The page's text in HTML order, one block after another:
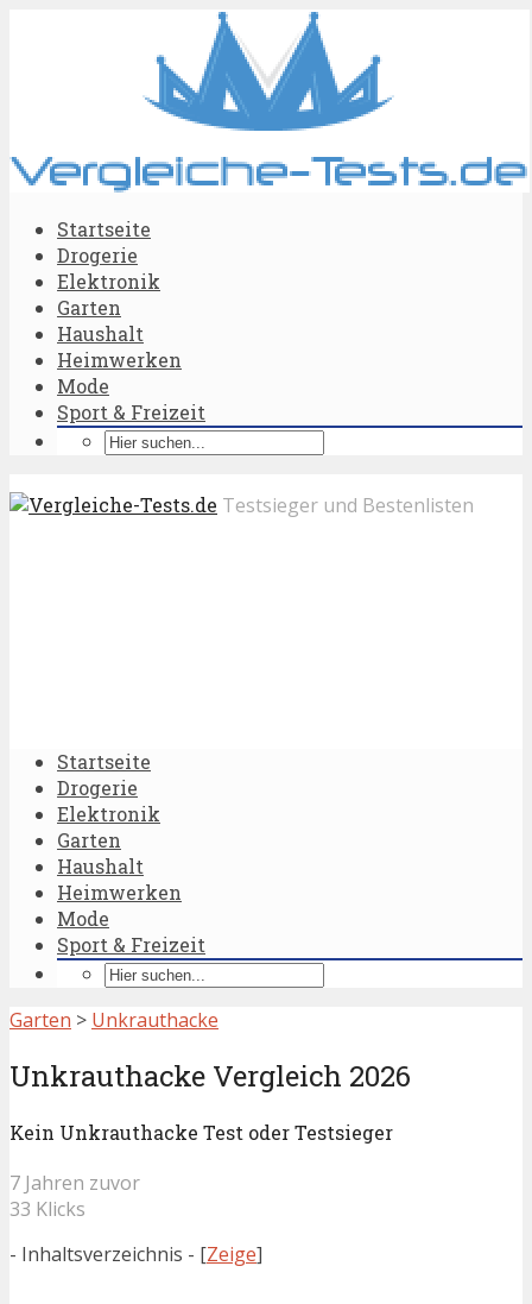
Startseite
Drogerie
Elektronik
Garten
Haushalt
Heimwerken
Mode
Sport & Freizeit
Testsieger und Bestenlisten
Startseite
Drogerie
Elektronik
Garten
Haushalt
Heimwerken
Mode
Sport & Freizeit
Garten > Unkrauthacke
Unkrauthacke Vergleich 2026
Kein Unkrauthacke Test oder Testsieger
7 Jahren zuvor
33 Klicks
- Inhaltsverzeichnis - [Zeige]